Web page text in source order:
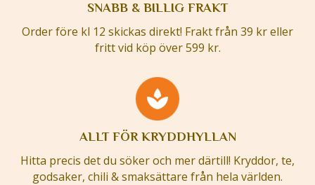
SNABB & BILLIG FRAKT
Order före kl 12 skickas direkt! Frakt från 39 kr eller
fritt vid köp över 599 kr.
ALLT FÖR KRYDDHYLLAN
Hitta precis det du söker och mer därtill! Kryddor, te,
godsaker, chili & smaksättare från hela världen.